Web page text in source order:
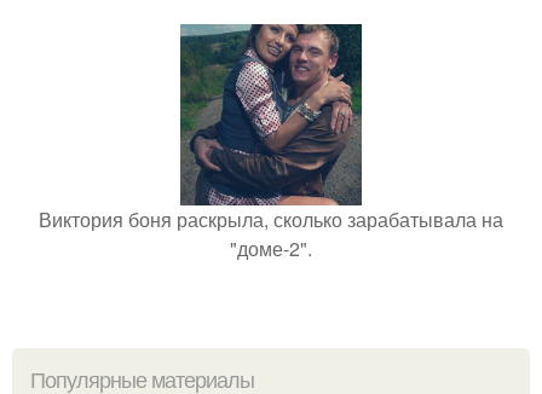
Виктория боня раскрыла, сколько зарабатывала на
"доме-2".
Популярные материалы